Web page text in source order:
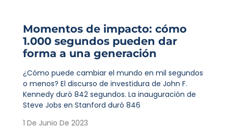
Momentos de impacto: cómo
1.000 segundos pueden dar
forma a una generación
¿Cómo puede cambiar el mundo en mil segundos
o menos? El discurso de investidura de John F.
Kennedy duró 842 segundos. La inauguración de
Steve Jobs en Stanford duró 846
1 De Junio De 2023